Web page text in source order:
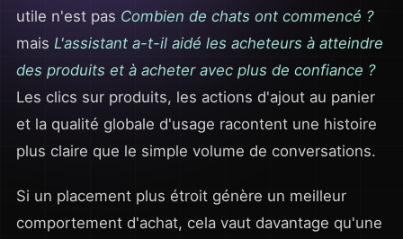
utile n'est pas Combien de chats ont commencé ?
mais L'assistant a-t-il aidé les acheteurs à atteindre
des produits et à acheter avec plus de confiance ?
Les clics sur produits, les actions d'ajout au panier
et la qualité globale d'usage racontent une histoire
plus claire que le simple volume de conversations.
Si un placement plus étroit génère un meilleur
comportement d'achat, cela vaut davantage qu'une